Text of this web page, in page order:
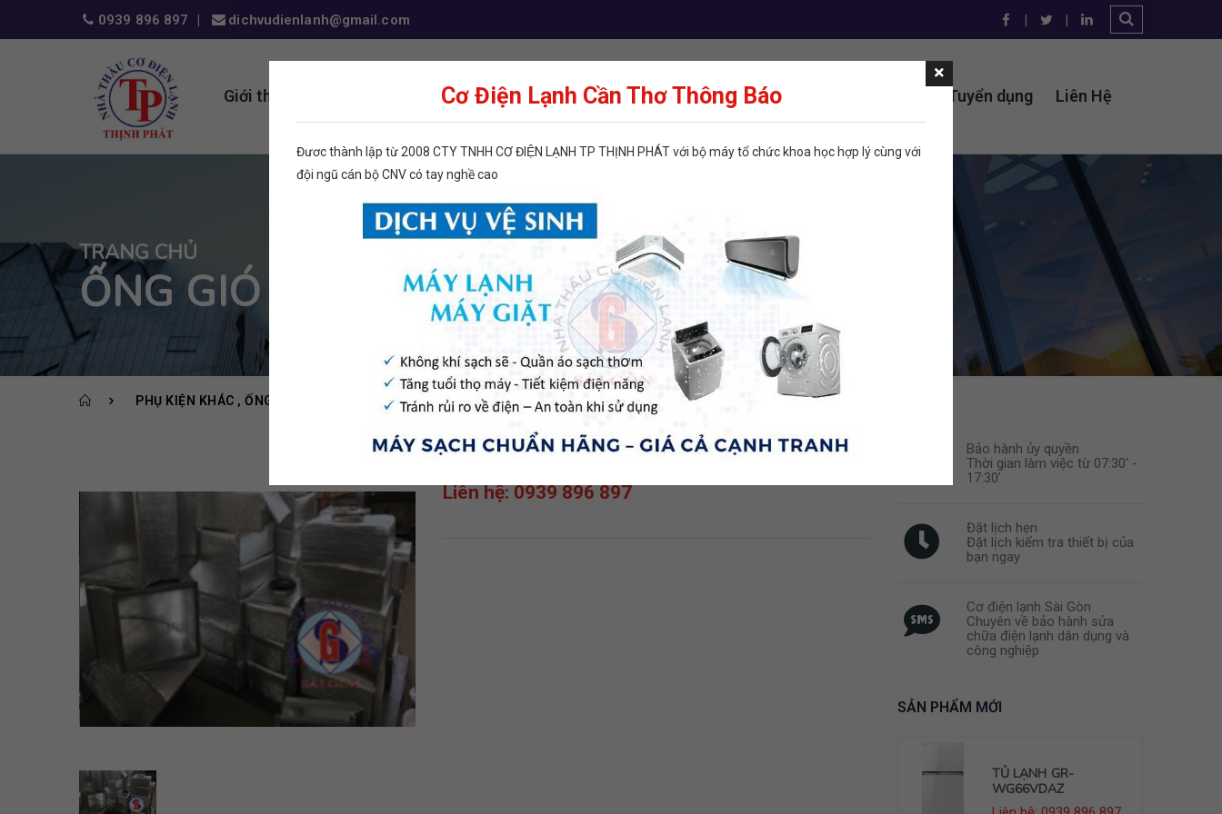
0939 896 897 dichvudienlanh@gmail.com
Giới thiệu Điện lạnh dân dụng Điện lạnh công nghiệp Tuyển dụng Liên Hệ
TRANG CHỦ
ỐNG GIÓ BỌC CÁCH NHIỆT
PHỤ KIỆN KHÁC ỐNG GIÓ MÁY LẠNH ỐNG GIÓ BỌC CÁCH NHIỆT
ỐNG GIÓ BỌC CÁCH NHIỆT
Liên hệ: 0939 896 897
Bảo hành ủy quyền
Thời gian làm việc từ 07:30' -
17:30'
Đặt lịch hẹn
Đặt lịch kiểm tra thiết bị của
bạn ngay
Cơ điện lạnh Sài Gòn
Chuyên về bảo hành sửa
chữa điện lạnh dân dụng và
công nghiệp
SẢN PHẨM MỚI
TỦ LẠNH GR-
WG66VDAZ
Cơ Điện Lạnh Cần Thơ Thông Báo
Đươc thành lập từ 2008 CTY TNHH CƠ ĐIỆN LẠNH TP THỊNH PHÁT với bộ máy tổ chức khoa học hợp lý cùng với
đội ngũ cán bộ CNV có tay nghề cao